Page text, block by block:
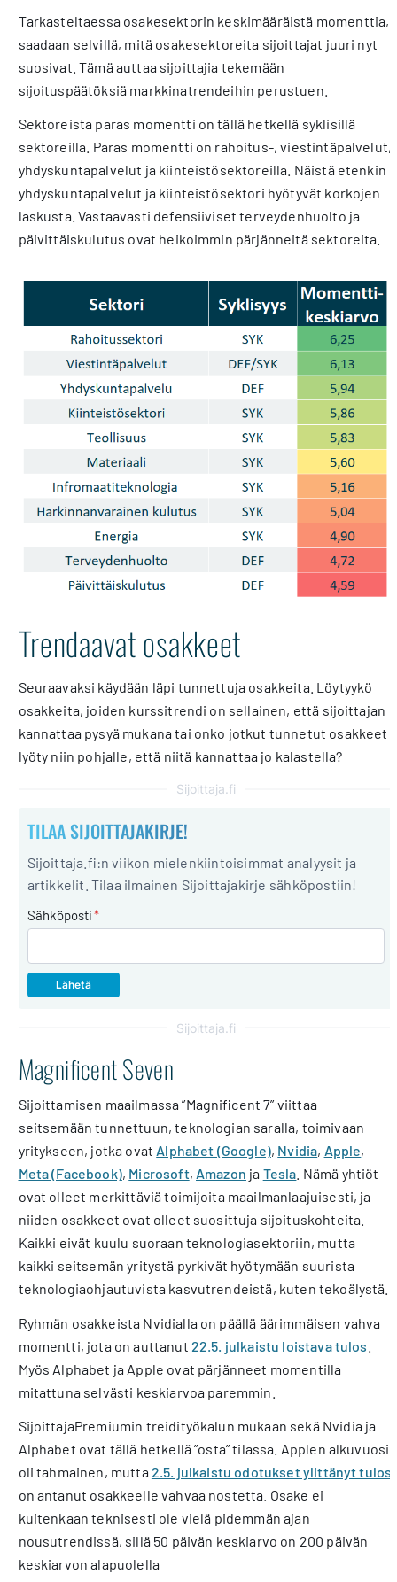
Tarkasteltaessa osakesektorin keskimääräistä momenttia,
saadaan selvillä, mitä osakesektoreita sijoittajat juuri nyt
suosivat. Tämä auttaa sijoittajia tekemään
sijoituspäätöksiä markkinatrendeihin perustuen.
Sektoreista paras momentti on tällä hetkellä syklisillä
sektoreilla. Paras momentti on rahoitus-, viestintäpalvelut,
yhdyskuntapalvelut ja kiinteistösektoreilla. Näistä etenkin
yhdyskuntapalvelut ja kiinteistösektori hyötyvät korkojen
laskusta. Vastaavasti defensiiviset terveydenhuolto ja
päivittäiskulutus ovat heikoimmin pärjänneitä sektoreita.
Trendaavat osakkeet
Seuraavaksi käydään läpi tunnettuja osakkeita. Löytyykö
osakkeita, joiden kurssitrendi on sellainen, että sijoittajan
kannattaa pysyä mukana tai onko jotkut tunnetut osakkeet
lyöty niin pohjalle, että niitä kannattaa jo kalastella?
Sijoittaja.fi
TILAA SIJOITTAJAKIRJE!
Sijoittaja.fi:n viikon mielenkiintoisimmat analyysit ja
artikkelit. Tilaa ilmainen Sijoittajakirje sähköpostiin!
Sähköposti*
Sijoittaja.fi
Magnificent Seven
Sijoittamisen maailmassa ”Magnificent 7” viittaa
seitsemään tunnettuun, teknologian saralla, toimivaan
yritykseen, jotka ovat Alphabet (Google), Nvidia, Apple,
Meta (Facebook), Microsoft, Amazon ja Tesla . Nämä yhtiöt
ovat olleet merkittäviä toimijoita maailmanlaajuisesti, ja
niiden osakkeet ovat olleet suosittuja sijoituskohteita.
Kaikki eivät kuulu suoraan teknologiasektoriin, mutta
kaikki seitsemän yritystä pyrkivät hyötymään suurista
teknologiaohjautuvista kasvutrendeistä, kuten tekoälystä.
Ryhmän osakkeista Nvidialla on päällä äärimmäisen vahva
momentti, jota on auttanut 22.5. julkaistu loistava tulos
Myös Alphabet ja Apple ovat pärjänneet momentilla
mitattuna selvästi keskiarvoa paremmin.
SijoittajaPremiumin treidityökalun mukaan sekä Nvidia ja
Alphabet ovat tällä hetkellä ”osta” tilassa. Applen alkuvuosi
oli tahmainen, mutta 2.5. julkaistu odotukset ylittänyt tulos
on antanut osakkeelle vahvaa nostetta. Osake ei
kuitenkaan teknisesti ole vielä pidemmän ajan
nousutrendissä, sillä 50 päivän keskiarvo on 200 päivän
keskiarvon alapuolella